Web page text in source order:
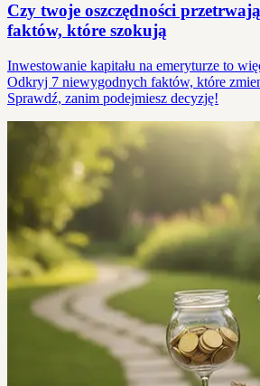
Czy twoje oszczędności
faktów, które szokują
Inwestowanie kapitału na emeryturze to
Odkryj 7 niewygodnych faktów, które
Sprawdź, zanim podejmiesz decyzję!